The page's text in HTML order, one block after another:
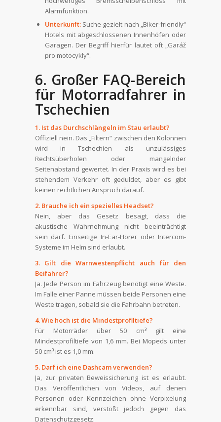
Alarmfunktion.
Unterkunft:Suche gezielt nach „Biker-friendly“
Hotels mit abgeschlossenen Innenhöfen oder
Garagen. Der Begriff hierfür lautet oft „Garáž
pro motocykly“.
6. Großer FAQ-Bereich
für Motorradfahrer in
Tschechien
1. Ist das Durchschlängeln im Stau erlaubt?
Offiziell nein. Das „Filtern“ zwischen den Kolonnen
wird in Tschechien als unzulässiges
Rechtsüberholen oder mangelnder
Seitenabstand gewertet. In der Praxis wird es bei
stehendem Verkehr oft geduldet, aber es gibt
keinen rechtlichen Anspruch darauf.
2. Brauche ich ein spezielles Headset?
Nein, aber das Gesetz besagt, dass die
akustische Wahrnehmung nicht beeinträchtigt
sein darf. Einseitige In-Ear-Hörer oder Intercom-
Systeme im Helm sind erlaubt.
3. Gilt die Warnwestenpflicht auch für den
Beifahrer?
Ja. Jede Person im Fahrzeug benötigt eine Weste.
Im Falle einer Panne müssen beide Personen eine
Weste tragen, sobald sie die Fahrbahn betreten.
4. Wie hoch ist die Mindestprofiltiefe?
Für Motorräder über 50 cm³ gilt eine
Mindestprofiltiefe von 1,6 mm. Bei Mopeds unter
50 cm³ ist es 1,0 mm.
5. Darf ich eine Dashcam verwenden?
Ja, zur privaten Beweissicherung ist es erlaubt.
Das Veröffentlichen von Videos, auf denen
Personen oder Kennzeichen ohne Verpixelung
erkennbar sind, verstößt jedoch gegen das
Datenschutzgesetz.